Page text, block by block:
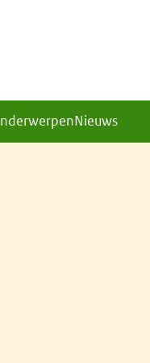
Nieuws